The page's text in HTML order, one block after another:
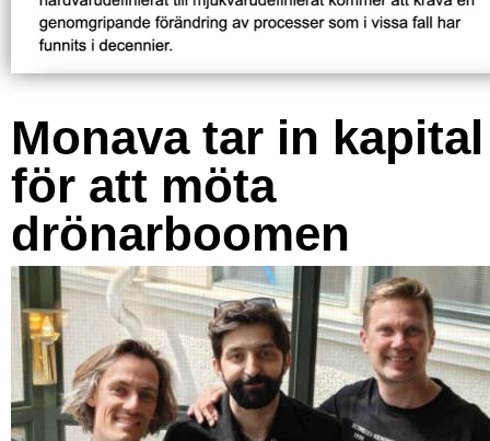
Monava tar in kapital
för att möta
drönarboomen